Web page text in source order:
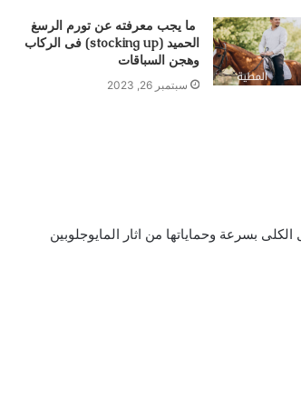
ما يجب معرفته عن تورم الرسغ
الحميد (stocking up) فى الركاب
وهجن السباقات
سبتمبر 26, 2023
بسرعة وحماياتها من اثار المايوجلوبين